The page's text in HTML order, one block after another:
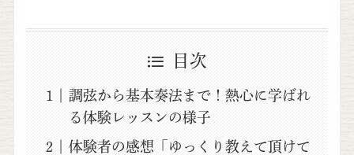
目次
調弦から基本奏法まで！熱心に学ばれ
る体験レッスンの様子
体験者の感想「ゆっくり教えて頂けて